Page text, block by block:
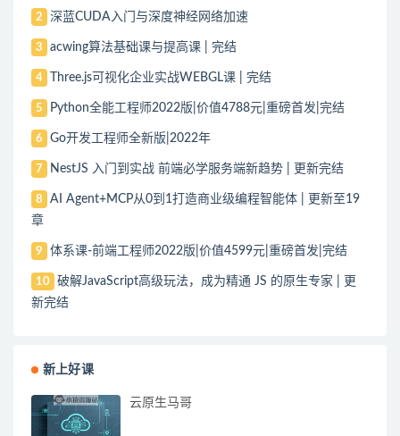
2 深蓝CUDA入门与深度神经网络加速
3 acwing算法基础课与提高课 | 完结
4 Three.js可视化企业实战WEBGL课 | 完结
5 Python全能工程师2022版|价值4788元|重磅首发|完结
6 Go开发工程师全新版|2022年
7 NestJS 入门到实战 前端必学服务端新趋势 | 更新完结
8
AI Agent+MCP从0到1打造商业级编程智能体 | 更新至19
章
9 体系课-前端工程师2022版|价值4599元|重磅首发|完结
10
破解JavaScript高级玩法，成为精通 JS 的原生专家 | 更
新完结
新上好课
云原生马哥